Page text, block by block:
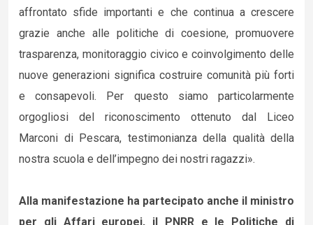
affrontato sfide importanti e che continua a crescere
grazie anche alle politiche di coesione, promuovere
trasparenza, monitoraggio civico e coinvolgimento delle
nuove generazioni significa costruire comunità più forti
e consapevoli. Per questo siamo particolarmente
orgogliosi del riconoscimento ottenuto dal Liceo
Marconi di Pescara, testimonianza della qualità della
nostra scuola e dell’impegno dei nostri ragazzi».
Alla manifestazione ha partecipato anche il ministro
per gli Affari europei, il PNRR e le Politiche di